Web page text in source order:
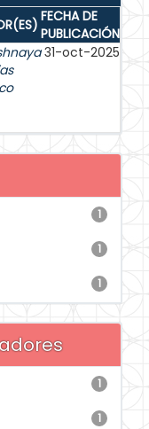
FECHA DE
PUBLICACIÓN
31-oct-2025
1
1
1
1
1